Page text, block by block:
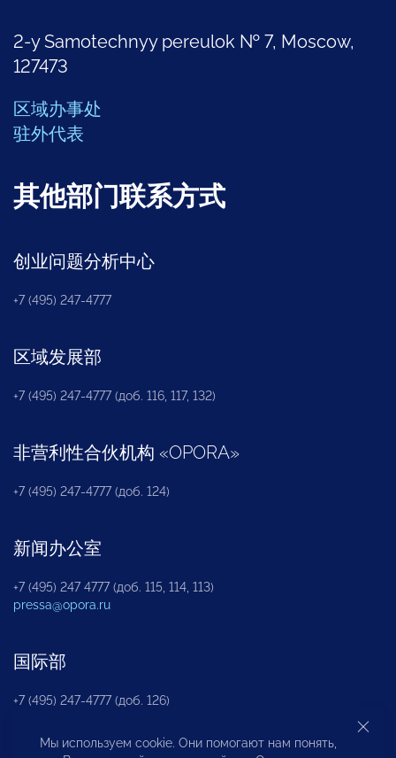
2-y Samotechnyy pereulok № 7, Moscow,
127473
区域办事处
驻外代表
其他部门联系方式
创业问题分析中心
+7 (495) 247-4777
区域发展部
+7 (495) 247-4777 (доб. 116, 117, 132)
非营利性合伙机构 «OPORA»
+7 (495) 247-4777 (доб. 124)
新闻办公室
+7 (495) 247 4777 (доб. 115, 114, 113)
pressa@opora.ru
国际部
+7 (495) 247-4777 (доб. 126)
Мы используем cookie. Они помогают нам понять,